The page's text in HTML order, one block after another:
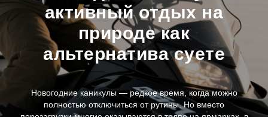
активный отдых на
природе как
альтернатива суете
Новогодние каникулы — редкое время, когда можно
полностью отключиться от рутины. Но вместо